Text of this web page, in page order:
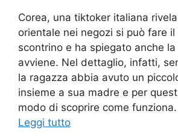
Corea, una tiktoker italiana
orientale nei negozi si può fare il
scontrino e ha spiegato anche
avviene. Nel dettaglio, infatti,
la ragazza abbia avuto un
insieme a sua madre e per
modo di scoprire come
Leggi tutto